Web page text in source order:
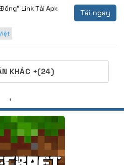
Link Tải Apk
Tải ngay
KHÁC +(24)
,